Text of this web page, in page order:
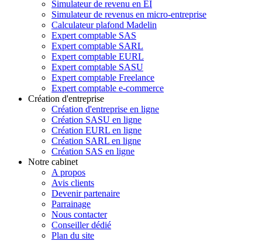
Simulateur de revenu en EI
Simulateur de revenus en micro-entreprise
Calculateur plafond Madelin
Expert comptable SAS
Expert comptable SARL
Expert comptable EURL
Expert comptable SASU
Expert comptable Freelance
Expert comptable e-commerce
Création d'entreprise
Création d'entreprise en ligne
Création SASU en ligne
Création EURL en ligne
Création SARL en ligne
Création SAS en ligne
Notre cabinet
A propos
Avis clients
Devenir partenaire
Parrainage
Nous contacter
Conseiller dédié
Plan du site